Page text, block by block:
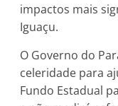
impactos mais
Iguaçu.
O Governo do
celeridade para
Fundo Estadual